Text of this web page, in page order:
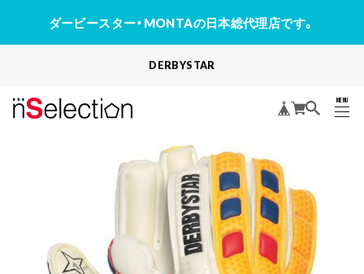
ダービースター・MONTAの日本総代理店です。
DERBYSTAR
MENU
CLOSE